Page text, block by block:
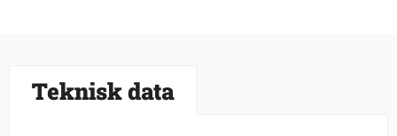
Teknisk data